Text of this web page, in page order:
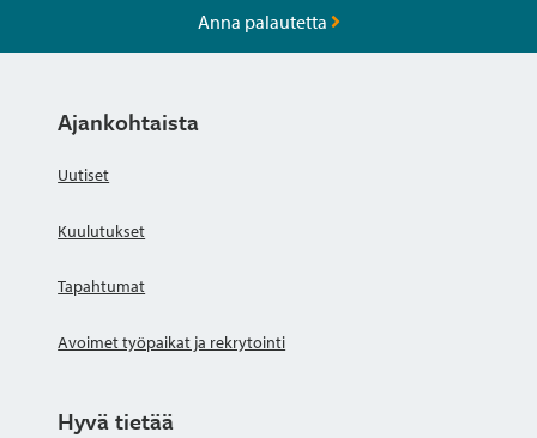
Anna palautetta
Ajankohtaista
Uutiset
Kuulutukset
Tapahtumat
Avoimet työpaikat ja rekrytointi
Hyvä tietää